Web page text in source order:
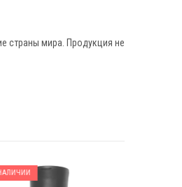
страны мира. Продукция не